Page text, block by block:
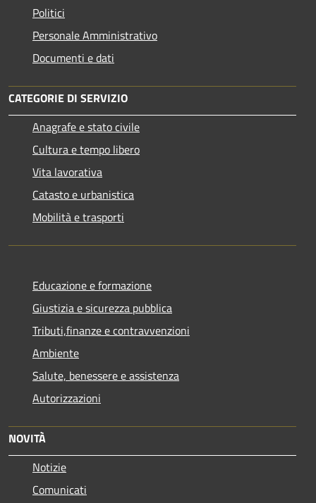
Politici
Personale Amministrativo
Documenti e dati
CATEGORIE DI SERVIZIO
Anagrafe e stato civile
Cultura e tempo libero
Vita lavorativa
Catasto e urbanistica
Mobilità e trasporti
Educazione e formazione
Giustizia e sicurezza pubblica
Tributi,finanze e contravvenzioni
Ambiente
Salute, benessere e assistenza
Autorizzazioni
NOVITÀ
Notizie
Comunicati